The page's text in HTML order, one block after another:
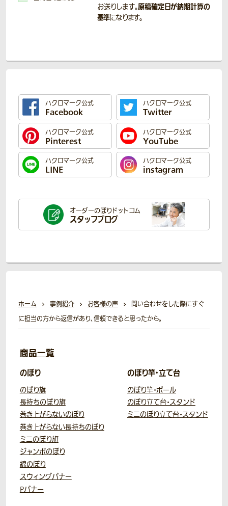
お送りします。原稿確定日が納期計算の
基準になります。
ハクロマーク公式
Facebook
ハクロマーク公式
Twitter
ハクロマーク公式
Pinterest
ハクロマーク公式
YouTube
ハクロマーク公式
LINE
ハクロマーク公式
instagram
オーダーのぼりドットコム
スタッフブログ
ホーム 事例紹介 お客様の声
問い合わせをした際にすぐ
に担当の方から返信があり、信頼できると思ったから。
商品一覧
のぼり
のぼり旗
長持ちのぼり旗
巻き上がらないのぼり
巻き上がらない長持ちのぼり
ミニのぼり旗
ジャンボのぼり
綿のぼり
スウィングバナー
Pバナー
のぼり竿・立て台
のぼり竿・ポール
のぼり立て台・スタンド
ミニのぼり立て台・スタンド